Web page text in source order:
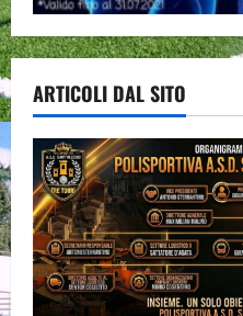
ARTICOLI DAL SITO